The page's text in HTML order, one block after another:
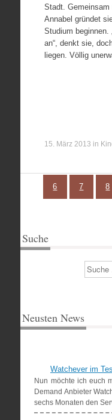
Stadt. Gemeinsam
Annabel gründet
Studium beginnen.
an“, denkt sie,
liegen. Völlig
15. März 2013 in
6 7 8
Suche
Suchen
Neusten News
Watchever im
Nun möchte ich euch
Demand Anbieter
sechs Monaten den